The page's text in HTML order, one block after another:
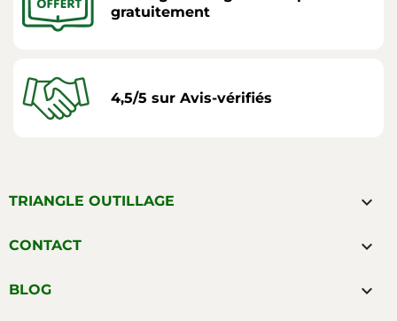
gratuitement
4,5/5 sur Avis-vérifiés
TRIANGLE OUTILLAGE 
CONTACT 
BLOG 